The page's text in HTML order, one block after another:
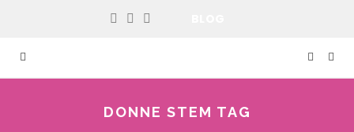
DONNE STEM TAG